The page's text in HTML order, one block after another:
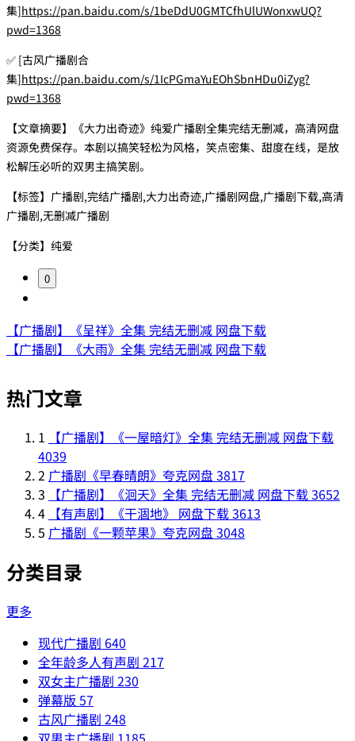
集]https://pan.baidu.com/s/1beDdU0GMTCfhUlUWonxwUQ?
pwd=1368
✅ [古风广播剧合
集]https://pan.baidu.com/s/1IcPGmaYuEOhSbnHDu0iZyg?
pwd=1368
【文章摘要】《大力出奇迹》纯爱广播剧全集完结无删减，高清网盘
资源免费保存。本剧以搞笑轻松为风格，笑点密集、甜度在线，是放
松解压必听的双男主搞笑剧。
【标签】广播剧,完结广播剧,大力出奇迹,广播剧网盘,广播剧下载,高清
广播剧,无删减广播剧
【分类】纯爱
0
【广播剧】《呈祥》全集 完结无删减 网盘下载
【广播剧】《大雨》全集 完结无删减 网盘下载
热门文章
1
【广播剧】《一屋暗灯》全集 完结无删减 网盘下载
4039
2 广播剧《早春晴朗》夸克网盘3817
3
【广播剧】《洄天》全集 完结无删减 网盘下载3652
4 【有声剧】《干涸地》 网盘下载3613
5 广播剧《一颗苹果》夸克网盘3048
分类目录
更多
现代广播剧 640
全年龄多人有声剧 217
双女主广播剧 230
弹幕版 57
古风广播剧 248